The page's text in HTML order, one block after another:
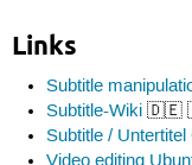
Links
Subtitle
Subtitle-Wiki 🇩🇪
Subtitle / Untertitel